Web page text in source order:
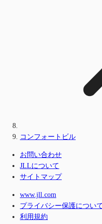
コンフォートビル
お問い合わせ
JLLについて
サイトマップ
www.jll.com
プライバシー保護につい
利用規約